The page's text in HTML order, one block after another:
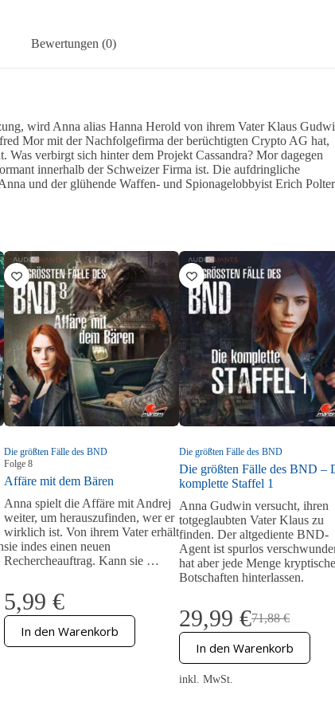
Bewertungen (0)
wird Anna alias Hanna Herold von ihrem Vater Klaus
Mor mit der Nachfolgefirma der berüchtigten Crypto AG hat,
verbirgt sich hinter dem Projekt Cassandra? Mor dagegen
innerhalb der Schweizer Firma ist. Die aufdringliche
und der glühende Waffen- und Spionagelobbyist Erich Polter
Die größten Fälle des BND
Folge 8
Affäre mit dem Bären
Anna spielt die Affäre mit Andrej
weiter, um herauszufinden, wer er
wirklich ist. Von ihrem Vater erhält
sie indes einen neuen
Rechercheauftrag. Kann sie …
5,99 €
In den Warenkorb
Die größten Fälle des BND
Die größten Fälle des BND –
komplette Staffel 1
Anna Gudwin versucht, ihren
totgeglaubten Vater Klaus zu
finden. Der altgediente BND-
Agent ist spurlos
hat aber jede Menge kryptische
Botschaften hinterlassen.
71,88€
Ursprünglicher
war:
71,88 €
29,99 €
Aktueller
ist:
29,99 €.
In den Warenkorb
inkl. MwSt.